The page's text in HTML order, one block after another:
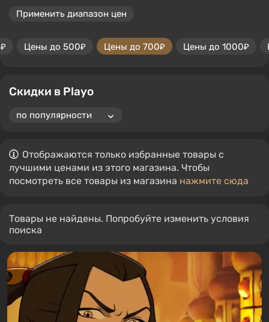
Применить диапазон цен
Цены до 500₽ Цены до 700₽ Цены до 1000₽
Скидки в Playo
Отображаются только избранные товары с
лучшими ценами из этого магазина. Чтобы
посмотреть все товары из магазина нажмите сюда
Товары не найдены. Попробуйте изменить условия
поиска